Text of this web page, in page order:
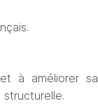
çais.
à améliorer sa